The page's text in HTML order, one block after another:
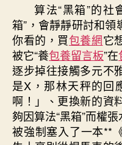
算法“黑箱”的社
箱”，會靜靜研討和
你看的，買包養網它
被它“養包養留言板”在
逐步掉往接觸多元不
是X，那林天秤的回
啊！」、更換新的資
夠因算法“黑箱”而權
被強制塞入了一本**